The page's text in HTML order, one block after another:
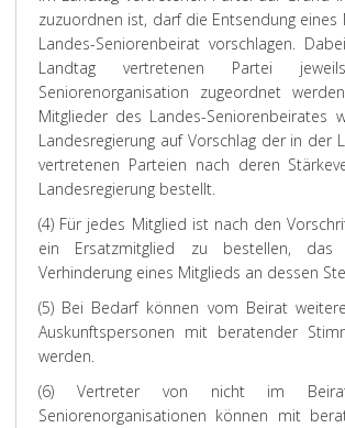
zuzuordnen ist, darf die Entsendung eines
Landes-Seniorenbeirat vorschlagen.
Landtag vertretenen Partei
Seniorenorganisation zugeordnet
Mitglieder des Landes-Seniorenbeirates
Landesregierung auf Vorschlag der in der
vertretenen Parteien nach deren
Landesregierung bestellt.
(4) Für jedes Mitglied ist nach den
ein Ersatzmitglied zu bestellen,
Verhinderung eines Mitglieds an dessen
(5) Bei Bedarf können vom Beirat
Auskunftspersonen mit beratender
werden.
(6) Vertreter von nicht im Beirat
Seniorenorganisationen können mit